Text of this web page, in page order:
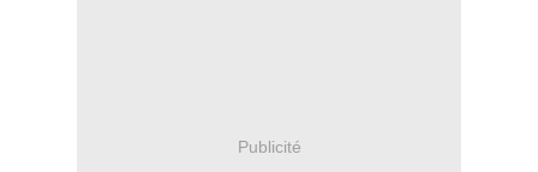
Publicité